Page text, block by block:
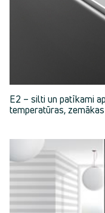
E2 – silti un patīkami
temperatūras,